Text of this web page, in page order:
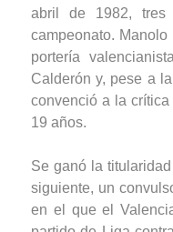
abril de 1982, tres
campeonato.
portería
Calderón y, pese a
convenció a la
19 años.
Se ganó la
siguiente, un
en el que el